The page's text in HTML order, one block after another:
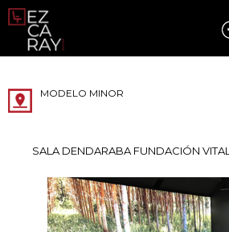
MODELO MINOR
SALA DENDARABA FUNDACIÓN